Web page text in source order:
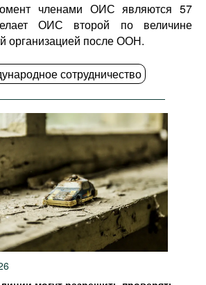
членами ОИС являются 57
ОИС второй по величине
организацией после ООН.
сотрудничество